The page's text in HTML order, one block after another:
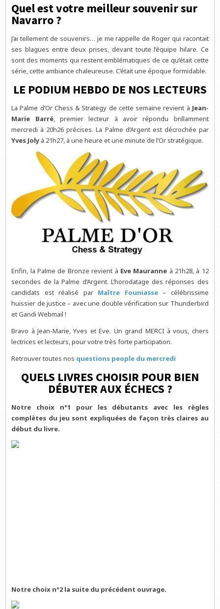
Quel est votre meilleur souvenir sur
Navarro ?
J’ai tellement de souvenirs… je me rappelle de Roger qui racontait
ses blagues entre deux prises, devant toute l’équipe hilare. Ce
sont des moments qui restent emblématiques de ce qu’était cette
série, cette ambiance chaleureuse. C’était une époque formidable.
LE PODIUM HEBDO DE NOS LECTEURS
La Palme d’Or Chess & Strategy de cette semaine revient à Jean-
Marie Barré, premier lecteur à avoir répondu brillamment
mercredi à 20h26 précises. La Palme d’Argent est décrochée par
Yves Joly à 21h27, à une heure et une minute de l’Or stratégique.
Enfin, la Palme de Bronze revient à Eve Mauranne à 21h28, à 12
secondes de la Palme d’Argent. L’horodatage des réponses des
candidats est réalisé par Maître Founiasse– célébrissime
huissier de justice – avec une double vérification sur Thunderbird
et Gandi Webmail !
Bravo à Jean-Marie, Yves et Eve. Un grand MERCI à vous, chers
lectrices et lecteurs, pour votre très forte participation.
Retrouver toutes nos questions people du mercredi
QUELS LIVRES CHOISIR POUR BIEN
DÉBUTER AUX ÉCHECS ?
Notre choix n°1 pour les débutants avec les règles
complètes du jeu sont expliquées de façon très claires au
début du livre.
Notre choix n°2 la suite du précédent ouvrage.